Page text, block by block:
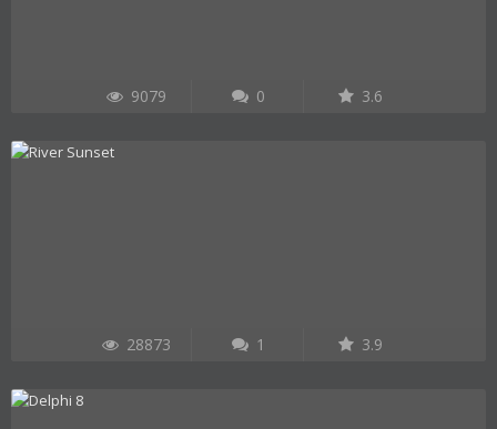
9079 0 3.6
28873 1 3.9